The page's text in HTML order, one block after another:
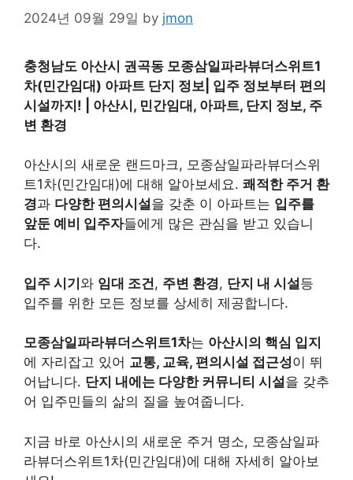
2024년 09월 29일 by jmon
충청남도 아산시 권곡동 모종삼일파라뷰더스위트1
차(민간임대) 아파트 단지 정보| 입주 정보부터 편의
시설까지! | 아산시, 민간임대, 아파트, 단지 정보, 주
변 환경
아산시의 새로운 랜드마크, 모종삼일파라뷰더스위
트1차(민간임대)에 대해 알아보세요. 쾌적한 주거 환
경과 다양한 편의시설을 갖춘 이 아파트는 입주를
앞둔 예비 입주자들에게 많은 관심을 받고 있습니
다.
입주 시기와 임대 조건, 주변 환경, 단지 내 시설등
입주를 위한 모든 정보를 상세히 제공합니다.
모종삼일파라뷰더스위트1차는 아산시의 핵심 입지
에 자리잡고 있어 교통, 교육, 편의시설 접근성이 뛰
어납니다. 단지 내에는 다양한 커뮤니티 시설을 갖추
어 입주민들의 삶의 질을 높여줍니다.
지금 바로 아산시의 새로운 주거 명소, 모종삼일파
라뷰더스위트1차(민간임대)에 대해 자세히 알아보